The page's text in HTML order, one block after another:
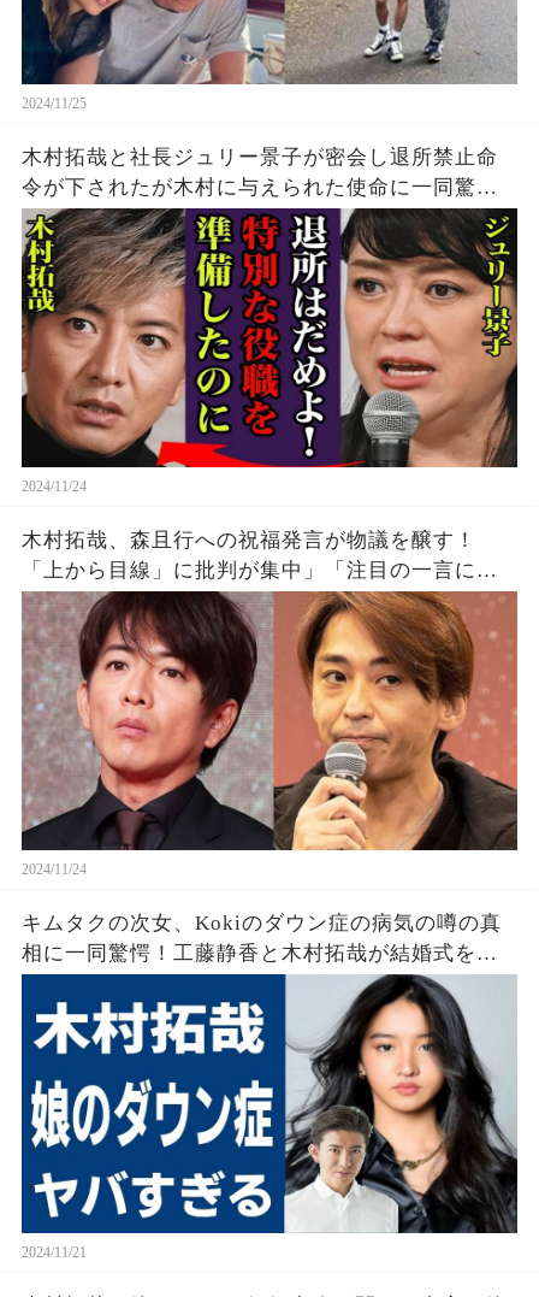
2024/11/25
木村拓哉と社長ジュリー景子が密会し退所禁止命
令が下されたが木村に与えられた使命に一同驚
愕！
2024/11/24
木村拓哉、森且行への祝福発言が物議を醸す！
「上から目線」に批判が集中」「注目の一言に賛
否両論！「偉そうな態度は辞めて」「他人事と言
われるのも納得」
2024/11/24
キムタクの次女、Kokiのダウン症の病気の噂の真
相に一同驚愕！工藤静香と木村拓哉が結婚式を挙
げなかった理由がヤバすぎる！！！
2024/11/21